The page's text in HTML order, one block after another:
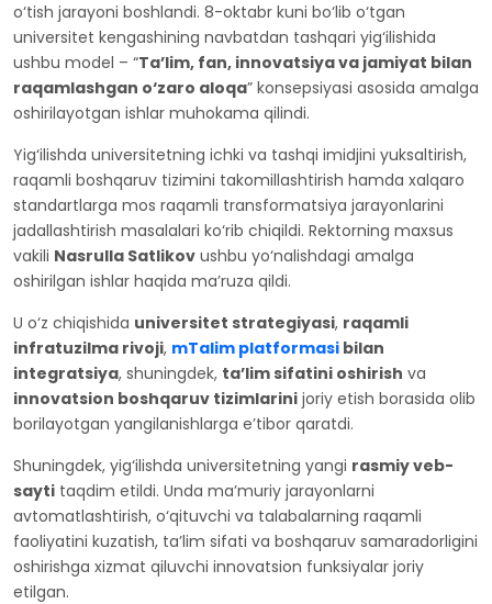
o‘tish jarayoni boshlandi. 8-oktabr kuni bo‘lib o‘tgan
universitet kengashining navbatdan tashqari yig‘ilishida
ushbu model – “Ta’lim, fan, innovatsiya va jamiyat bilan
raqamlashgan o‘zaro aloqa” konsepsiyasi asosida amalga
oshirilayotgan ishlar muhokama qilindi.
Yig‘ilishda universitetning ichki va tashqi imidjini yuksaltirish,
raqamli boshqaruv tizimini takomillashtirish hamda xalqaro
standartlarga mos raqamli transformatsiya jarayonlarini
jadallashtirish masalalari ko‘rib chiqildi. Rektorning maxsus
vakili Nasrulla Satlikov ushbu yo‘nalishdagi amalga
oshirilgan ishlar haqida ma’ruza qildi.
U o‘z chiqishida universitet strategiyasi, raqamli
infratuzilma rivoji, mTalim platformasi bilan
integratsiya, shuningdek, ta’lim sifatini oshirish va
innovatsion boshqaruv tizimlarini joriy etish borasida olib
borilayotgan yangilanishlarga e’tibor qaratdi.
Shuningdek, yig‘ilishda universitetning yangi rasmiy veb-
sayti taqdim etildi. Unda ma’muriy jarayonlarni
avtomatlashtirish, o‘qituvchi va talabalarning raqamli
faoliyatini kuzatish, ta’lim sifati va boshqaruv samaradorligini
oshirishga xizmat qiluvchi innovatsion funksiyalar joriy
etilgan.